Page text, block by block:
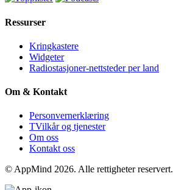
Ressurser
Kringkastere
Widgeter
Radiostasjoner-nettsteder per land
Om & Kontakt
Personvernerklæring
TVilkår og tjenester
Om oss
Kontakt oss
© AppMind 2026. Alle rettigheter reservert.